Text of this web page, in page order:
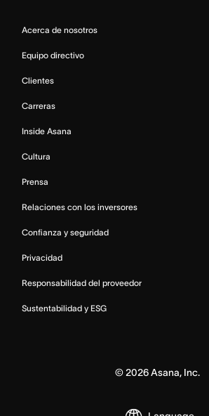
Acerca de nosotros
Equipo directivo
Clientes
Carreras
Inside Asana
Cultura
Prensa
Relaciones con los inversores
Confianza y seguridad
Privacidad
Responsabilidad del proveedor
Sustentabilidad y ESG
© 2026Asana, Inc.